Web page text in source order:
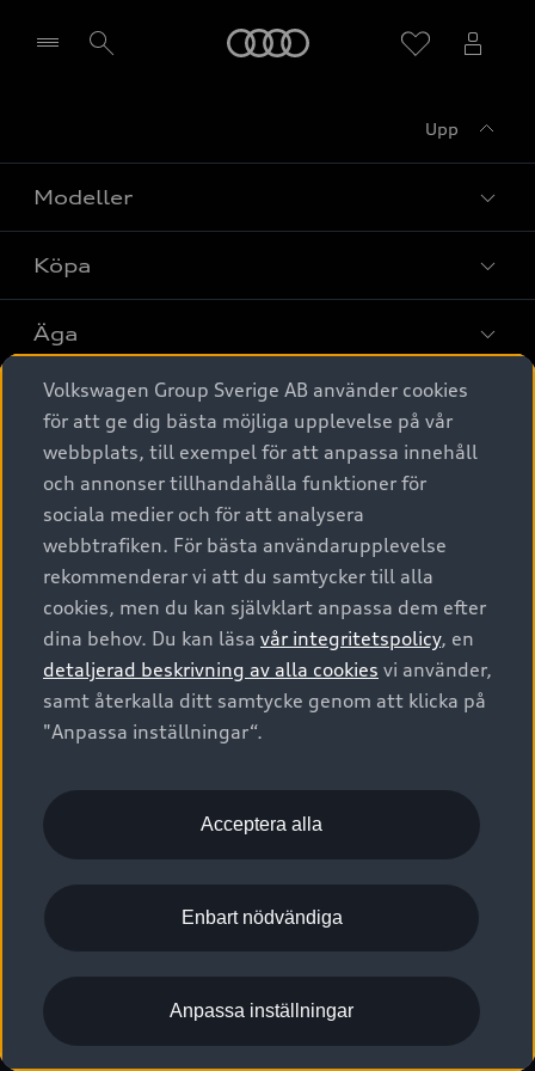
Upp
Modeller
Alla modeller
Elbilar
A6 modellerna
SUV
Avant
Audi Sport
Köpa
Privaterbjudanden
Privatleasing
Nya bilar i lager
Begagnade bilar i lager
Audi approved :plus - så gott som nya
Finansiering
Audi exclusive
Provkörning
Äga
Service & tillbehör
Audi digital services
Originaltillbehör - köp online
Garantier
Försäkring
Digitala manualer för din Audi
Audi Collection – livsstilsartiklar
Vanliga frågor
2G/3G nätet stängs ned - Hur påverkas min bil av detta?
Tjänstebil
Tjänstebil
Business lease online
Företagsleasing
Om Audi Sverige
Kontakta oss
Audi Återförsäljare/-serviceverkstad
myAudi
Pressmeddelanden
Nyhetsbrev
Vårt hållbarhetsarbete
Lediga tjänster huvudkontor
Lediga tjänster hos Audi Återförsäljare
Kommentar till mediauppgifter om dataläcka
© 2026 AUDI SVERIGE. All Rights Reserved.
Utgivare Juridiskt
Juridiskt Audi AG
Juridiskt Audi Digital Giveaway
Anpassa inställningar för cookies
Visselblåsarkanaler
Volkswagen Group Sverige AB använder cookies
för att ge dig bästa möjliga upplevelse på vår
webbplats, till exempel för att anpassa innehåll
och annonser tillhandahålla funktioner för
sociala medier och för att analysera
webbtrafiken. För bästa användarupplevelse
rekommenderar vi att du samtycker till alla
cookies, men du kan självklart anpassa dem efter
dina behov. Du kan läsa vår integritetspolicy, en
detaljerad beskrivning av alla cookies vi använder,
samt återkalla ditt samtycke genom att klicka på
"Anpassa inställningar“.
Acceptera alla
Enbart nödvändiga
Anpassa inställningar